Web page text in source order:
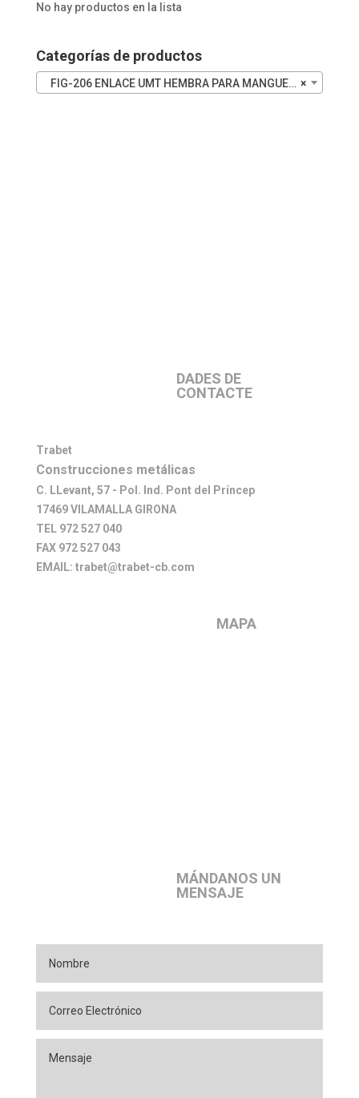
cantidad
No hay productos en la lista
Categorías de productos
×
FIG-206 ENLACE UMT HEMBRA PARA MANGUERA
DADES DE
CONTACTE
Trabet
Construcciones metálicas
C. LLevant, 57 - Pol. Ind. Pont del Príncep
17469 VILAMALLA GIRONA
TEL 972 527 040
FAX 972 527 043
EMAIL: trabet@trabet-cb.com
MAPA
MÁNDANOS UN
MENSAJE